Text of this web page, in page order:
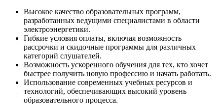
Высокое качество образовательных программ,
разработанных ведущими специалистами в области
электроэнергетики.
Гибкие условия оплаты, включая возможность
рассрочки и скидочные программы для различных
категорий слушателей.
Возможность ускоренного обучения для тех, кто хочет
быстрее получить новую профессию и начать работать.
Использование современных учебных ресурсов и
технологий, обеспечивающих высокий уровень
образовательного процесса.